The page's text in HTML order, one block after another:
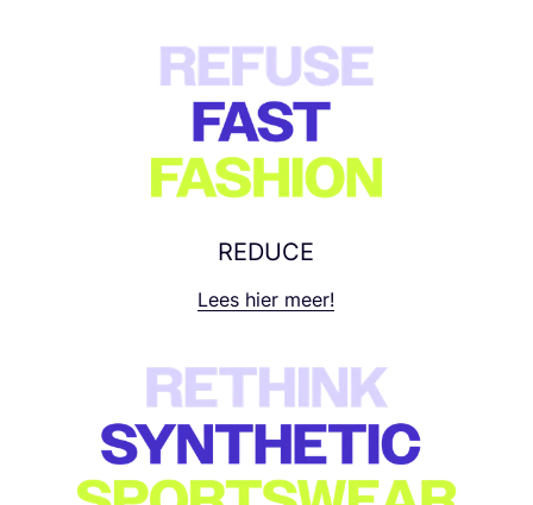
UPS bloque
REDUCE
Lees hier meer!